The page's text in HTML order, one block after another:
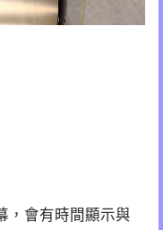
，會有時間顯示與